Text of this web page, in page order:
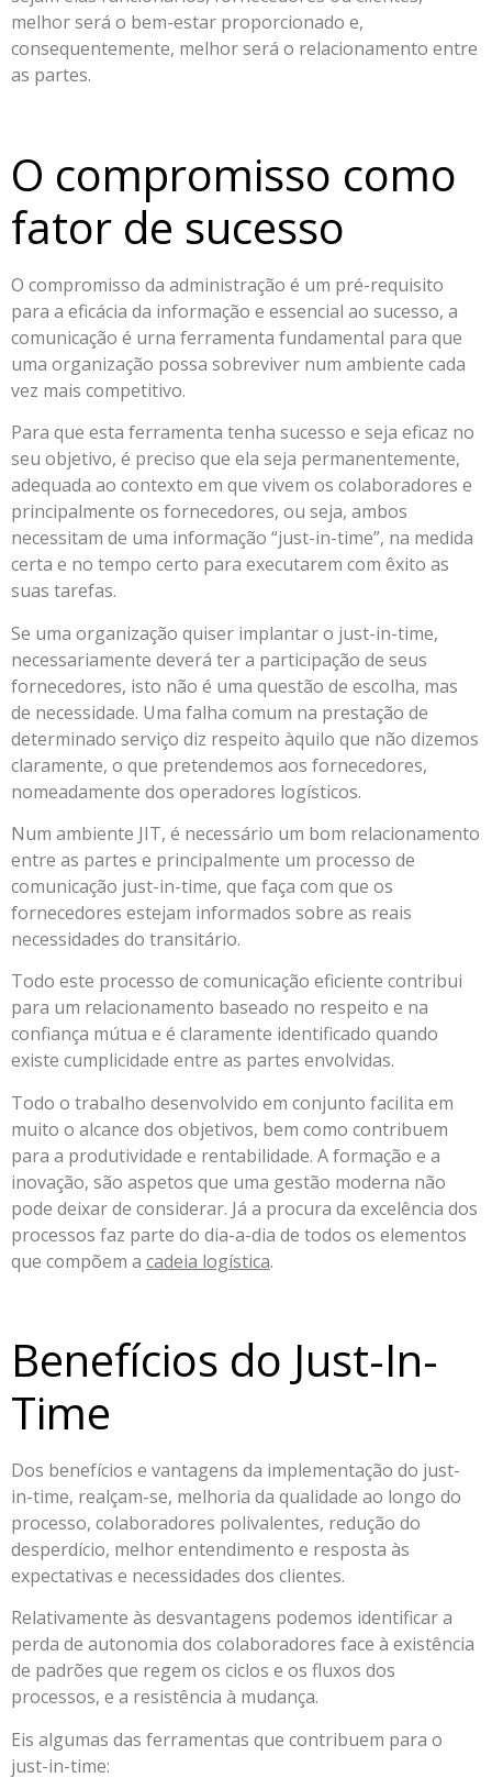
melhor será o bem-estar proporcionado e,
consequentemente, melhor será o relacionamento entre
as partes.
O compromisso como
fator de sucesso
O compromisso da administração é um pré-requisito
para a eficácia da informação e essencial ao sucesso, a
comunicação é urna ferramenta fundamental para que
uma organização possa sobreviver num ambiente cada
vez mais competitivo.
Para que esta ferramenta tenha sucesso e seja eficaz no
seu objetivo, é preciso que ela seja permanentemente,
adequada ao contexto em que vivem os colaboradores e
principalmente os fornecedores, ou seja, ambos
necessitam de uma informação “just-in-time”, na medida
certa e no tempo certo para executarem com êxito as
suas tarefas.
Se uma organização quiser implantar o just-in-time,
necessariamente deverá ter a participação de seus
fornecedores, isto não é uma questão de escolha, mas
de necessidade. Uma falha comum na prestação de
determinado serviço diz respeito àquilo que não dizemos
claramente, o que pretendemos aos fornecedores,
nomeadamente dos operadores logísticos.
Num ambiente JIT, é necessário um bom relacionamento
entre as partes e principalmente um processo de
comunicação just-in-time, que faça com que os
fornecedores estejam informados sobre as reais
necessidades do transitário.
Todo este processo de comunicação eficiente contribui
para um relacionamento baseado no respeito e na
confiança mútua e é claramente identificado quando
existe cumplicidade entre as partes envolvidas.
Todo o trabalho desenvolvido em conjunto facilita em
muito o alcance dos objetivos, bem como contribuem
para a produtividade e rentabilidade. A formação e a
inovação, são aspetos que uma gestão moderna não
pode deixar de considerar. Já a procura da excelência dos
processos faz parte do dia-a-dia de todos os elementos
que compõem a cadeia logística.
Benefícios do Just-In-
Time
Dos benefícios e vantagens da implementação do just-
in-time, realçam-se, melhoria da qualidade ao longo do
processo, colaboradores polivalentes, redução do
desperdício, melhor entendimento e resposta às
expectativas e necessidades dos clientes.
Relativamente às desvantagens podemos identificar a
perda de autonomia dos colaboradores face à existência
de padrões que regem os ciclos e os fluxos dos
processos, e a resistência à mudança.
Eis algumas das ferramentas que contribuem para o
just-in-time: